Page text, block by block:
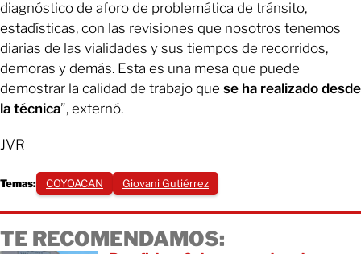
diagnóstico de aforo de problemática de tránsito,
estadísticas, con las revisiones que nosotros tenemos
diarias de las vialidades y sus tiempos de recorridos,
demoras y demás. Esta es una mesa que puede
demostrar la calidad de trabajo que se ha realizado desde
la técnica”, externó.
JVR
Temas: COYOACAN Giovani Gutiérrez
TE RECOMENDAMOS: